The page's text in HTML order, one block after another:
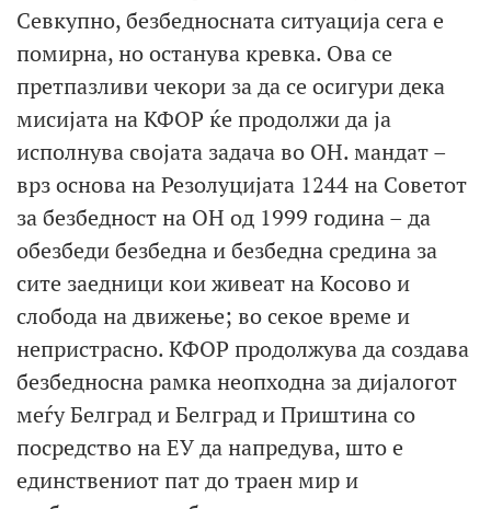
Севкупно, безбедносната ситуација сега е
помирна, но останува кревка. Ова се
претпазливи чекори за да се осигури дека
мисијата на КФОР ќе продолжи да ја
исполнува својата задача во ОН. мандат –
врз основа на Резолуцијата 1244 на Советот
за безбедност на ОН од 1999 година – да
обезбеди безбедна и безбедна средина за
сите заедници кои живеат на Косово и
слобода на движење; во секое време и
непристрасно. КФОР продолжува да создава
безбедносна рамка неопходна за дијалогот
меѓу Белград и Белград и Приштина со
посредство на ЕУ да напредува, што е
единствениот пат до траен мир и